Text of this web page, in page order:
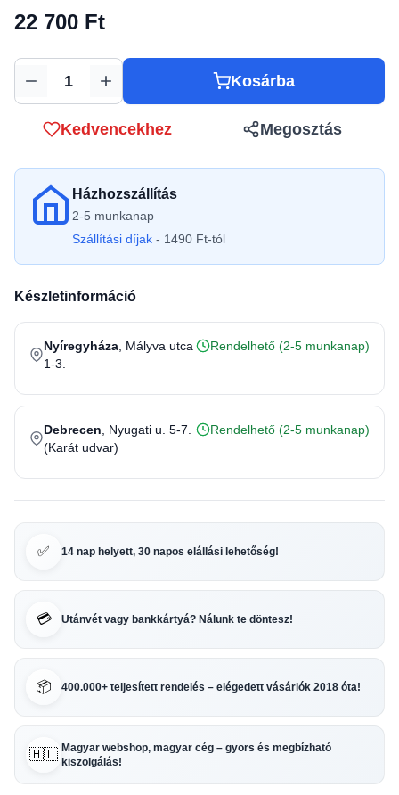
22 700 Ft
Mennyiség Kosárba
Kedvencekhez Megosztás
Házhozszállítás
2-5 munkanap
Szállítási díjak - 1490 Ft-tól
Készletinformáció
Nyíregyháza , Mályva utca
1-3.
Rendelhető (2-5 munkanap)
Debrecen , Nyugati u. 5-7.
(Karát udvar)
Rendelhető (2-5 munkanap)
✅ 14 nap helyett, 30 napos elállási lehetőség!
💳 Utánvét vagy bankkártyá? Nálunk te döntesz!
📦 400.000+ teljesített rendelés – elégedett vásárlók 2018 óta!
🇭🇺 Magyar webshop, magyar cég – gyors és megbízható
kiszolgálás!